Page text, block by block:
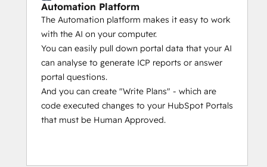
Automation Platform
The Automation platform makes it easy to work
with the AI on your computer.
You can easily pull down portal data that your AI
can analyse to generate ICP reports or answer
portal questions.
And you can create "Write Plans" - which are
code executed changes to your HubSpot Portals
that must be Human Approved.